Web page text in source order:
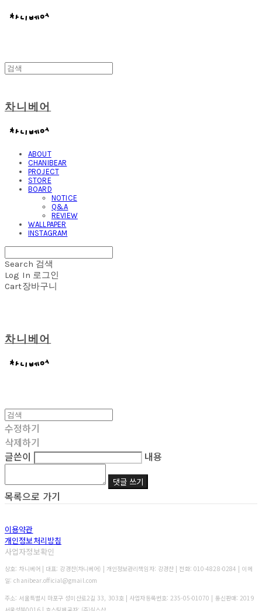
차니베어
ABOUT
CHANIBEAR
PROJECT
STORE
BOARD
NOTICE
Q&A
REVIEW
WALLPAPER
INSTAGRAM
Search 검색
Log In 로그인
Cart장바구니
차니베어
수정하기
삭제하기
글쓴이
내용
댓글 쓰기
목록으로 가기
이용약관
개인정보처리방침
사업자정보확인
상호: 차니베어 | 대표: 강경찬(차니베어) | 개인정보관리책임자: 강경찬 | 전화: 010-4828-0284 | 이메
일: chanibear.official@gmail.com
주소: 서울특별시 마포구 성미산로2길 33, 303호 | 사업자등록번호:235-05-01070 | 통신판매:2019